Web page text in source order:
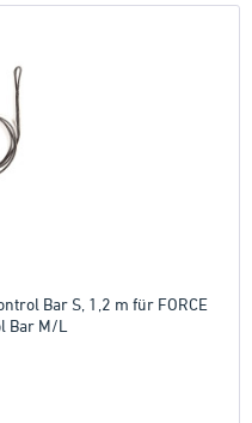
Bar S, 1,2 m für FORCE
Bar M/L